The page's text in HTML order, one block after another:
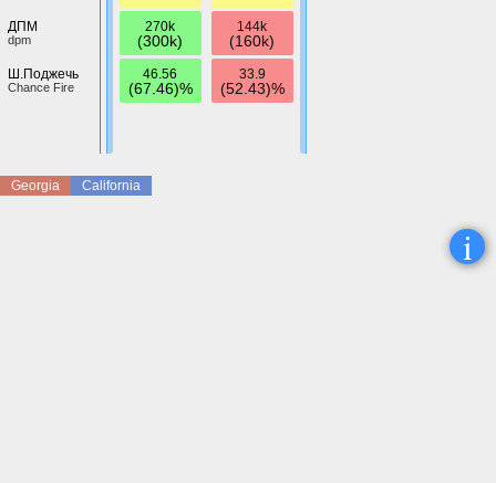
ДПМ
dpm
Ш.Поджечь
Chance Fire
270k
(300k)
46.56
(67.46)%
144k
(160k)
33.9
(52.43)%
Georgia California
i